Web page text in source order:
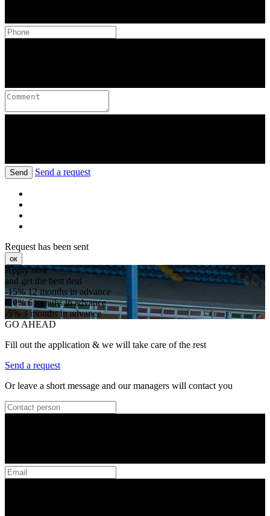
Send Send a request
Request has been sent
ок
Apply now
and get the best deal
-15%12 months in advance
-10%6 months in advance
-5%3 months in advance
GO AHEAD
Fill out the application & we will take care of the rest
Send a request
Or leave a short message and our managers will contact you